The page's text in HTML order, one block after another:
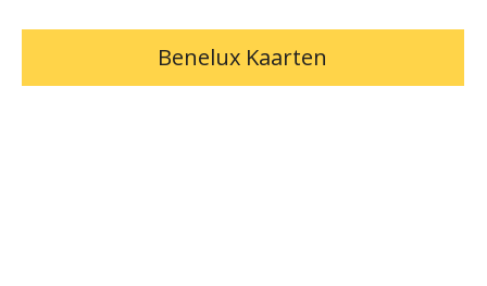
Benelux Kaarten